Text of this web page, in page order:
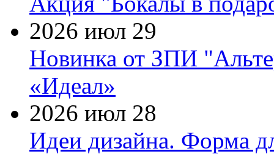
2026 июл 29
Новинка от ЗПИ
«Идеал»
2026 июл 28
Идеи дизайна. Форма